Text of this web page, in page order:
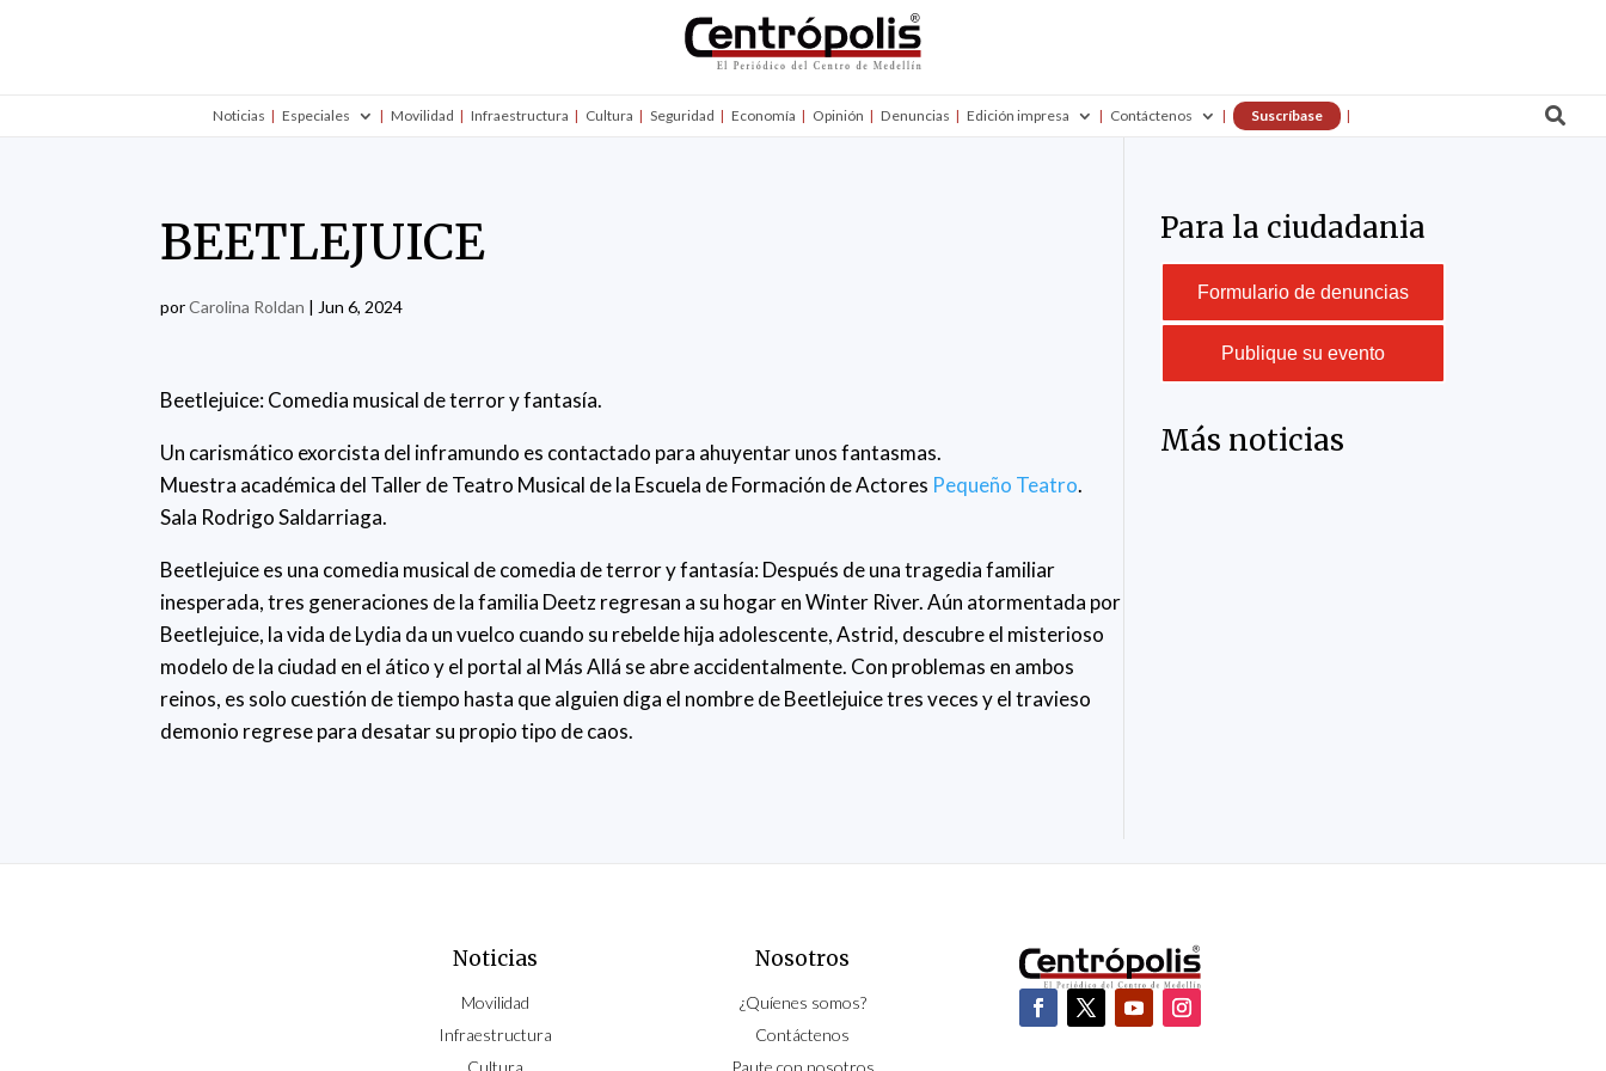
Noticias Especiales Movilidad Infraestructura Cultura Seguridad Economía Opinión Denuncias Edición impresa Contáctenos Suscríbase 
BEETLEJUICE
porCarolina Roldan | Jun 6, 2024
Beetlejuice: Comedia musical de terror y fantasía.
Un carismático exorcista del inframundo es contactado para ahuyentar unos fantasmas.
Muestra académica del Taller de Teatro Musical de la Escuela de Formación de Actores Pequeño Teatro.
Sala Rodrigo Saldarriaga.
Beetlejuice es una comedia musical de comedia de terror y fantasía: Después de una tragedia familiar
inesperada, tres generaciones de la familia Deetz regresan a su hogar en Winter River. Aún atormentada por
Beetlejuice, la vida de Lydia da un vuelco cuando su rebelde hija adolescente, Astrid, descubre el misterioso
modelo de la ciudad en el ático y el portal al Más Allá se abre accidentalmente. Con problemas en ambos
reinos, es solo cuestión de tiempo hasta que alguien diga el nombre de Beetlejuice tres veces y el travieso
demonio regrese para desatar su propio tipo de caos.
Para la ciudadania
Formulario de denuncias
Publique su evento
Más noticias
Noticias
Movilidad
Infraestructura
Cultura
Nosotros
¿Quíenes somos?
Contáctenos
Paute con nosotros